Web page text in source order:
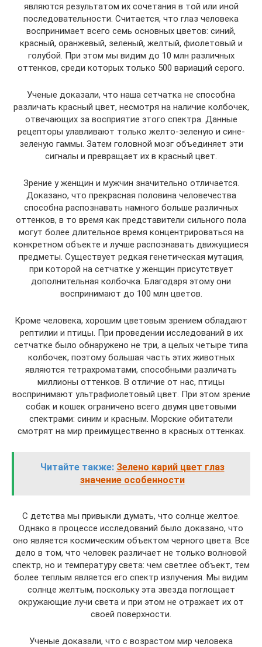
являются результатом их сочетания в той или иной
последовательности. Считается, что глаз человека
воспринимает всего семь основных цветов: синий,
красный, оранжевый, зеленый, желтый, фиолетовый и
голубой. При этом мы видим до 10 млн различных
оттенков, среди которых только 500 вариаций серого.
Ученые доказали, что наша сетчатка не способна
различать красный цвет, несмотря на наличие колбочек,
отвечающих за восприятие этого спектра. Данные
рецепторы улавливают только желто-зеленую и сине-
зеленую гаммы. Затем головной мозг объединяет эти
сигналы и превращает их в красный цвет.
Зрение у женщин и мужчин значительно отличается.
Доказано, что прекрасная половина человечества
способна распознавать намного больше различных
оттенков, в то время как представители сильного пола
могут более длительное время концентрироваться на
конкретном объекте и лучше распознавать движущиеся
предметы. Существует редкая генетическая мутация,
при которой на сетчатке у женщин присутствует
дополнительная колбочка. Благодаря этому они
воспринимают до 100 млн цветов.
Кроме человека, хорошим цветовым зрением обладают
рептилии и птицы. При проведении исследований в их
сетчатке было обнаружено не три, а целых четыре типа
колбочек, поэтому большая часть этих животных
являются тетрахроматами, способными различать
миллионы оттенков. В отличие от нас, птицы
воспринимают ультрафиолетовый цвет. При этом зрение
собак и кошек ограничено всего двумя цветовыми
спектрами: синим и красным. Морские обитатели
смотрят на мир преимущественно в красных оттенках.
Читайте также: Зелено карий цвет глаз
значение особенности
С детства мы привыкли думать, что солнце желтое.
Однако в процессе исследований было доказано, что
оно является космическим объектом черного цвета. Все
дело в том, что человек различает не только волновой
спектр, но и температуру света: чем светлее объект, тем
более теплым является его спектр излучения. Мы видим
солнце желтым, поскольку эта звезда поглощает
окружающие лучи света и при этом не отражает их от
своей поверхности.
Ученые доказали, что с возрастом мир человека